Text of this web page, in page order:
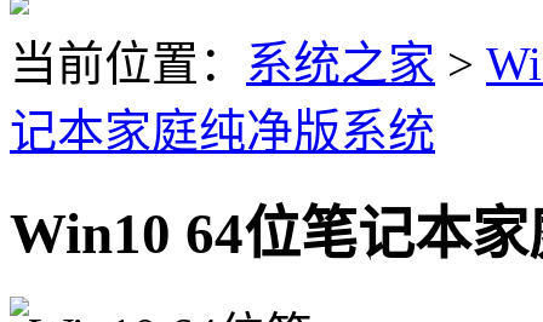
当前位置： 系统之家 >
记本家庭纯净版系统
Win10 64位笔记本